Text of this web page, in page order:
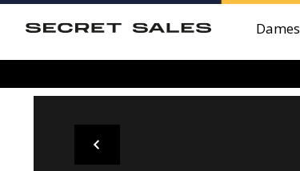
Dames